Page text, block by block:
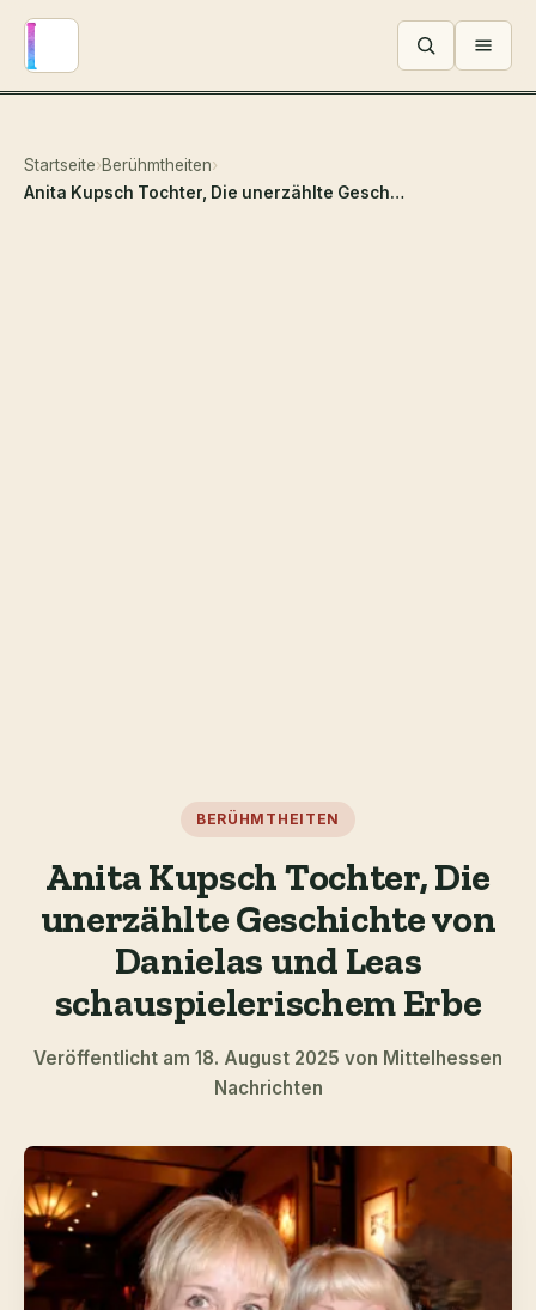
Menü
Startseite›Berühmtheiten›
Anita Kupsch Tochter, Die unerzählte Geschichte von Danielas und Leas schauspielerischem Erbe
BERÜHMTHEITEN
Anita Kupsch Tochter, Die
unerzählte Geschichte von
Danielas und Leas
schauspielerischem Erbe
Veröffentlicht am 18. August 2025 von Mittelhessen
Nachrichten